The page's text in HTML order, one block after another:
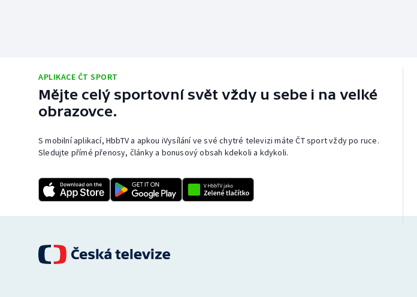
APLIKACE ČT SPORT
Mějte celý sportovní svět vždy u sebe i na velké
obrazovce.
S mobilní aplikací, HbbTV a apkou iVysílání ve své chytré televizi máte ČT sport vždy po ruce.
Sledujte přímé přenosy, články a bonusový obsah kdekoli a kdykoli.